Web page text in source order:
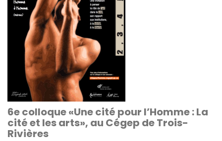
6e colloque «Une cité pour l’Homme : La
cité et les arts», au Cégep de Trois-
Rivières